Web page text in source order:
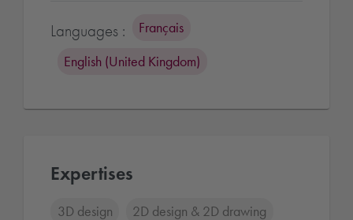
Languages : Français
English (United Kingdom)
Expertises
3D design 2D design & 2D drawing